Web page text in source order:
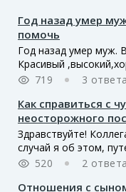
Год назад умер
помочь
Год назад умер муж.
Красивый
719
3 ответа
Как справиться с
неосторожного
Здравствуйте!
случай я об этом,
520
2 ответа
Отношения с